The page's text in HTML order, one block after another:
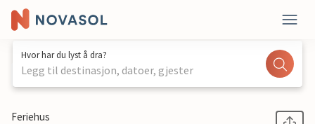
Hvor har du lyst å dra?
Legg til destinasjon, datoer, gjester
1 / 14
Feriehus